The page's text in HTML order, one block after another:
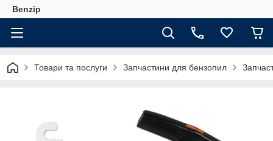
Benzip
Товари та послуги Запчастини для бензопил